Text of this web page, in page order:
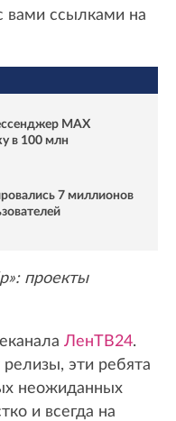
вами ссылками на
MAX
в 100 млн
7 миллионов
проекты
ЛенТВ24.
эти ребята
неожиданных
и всегда на